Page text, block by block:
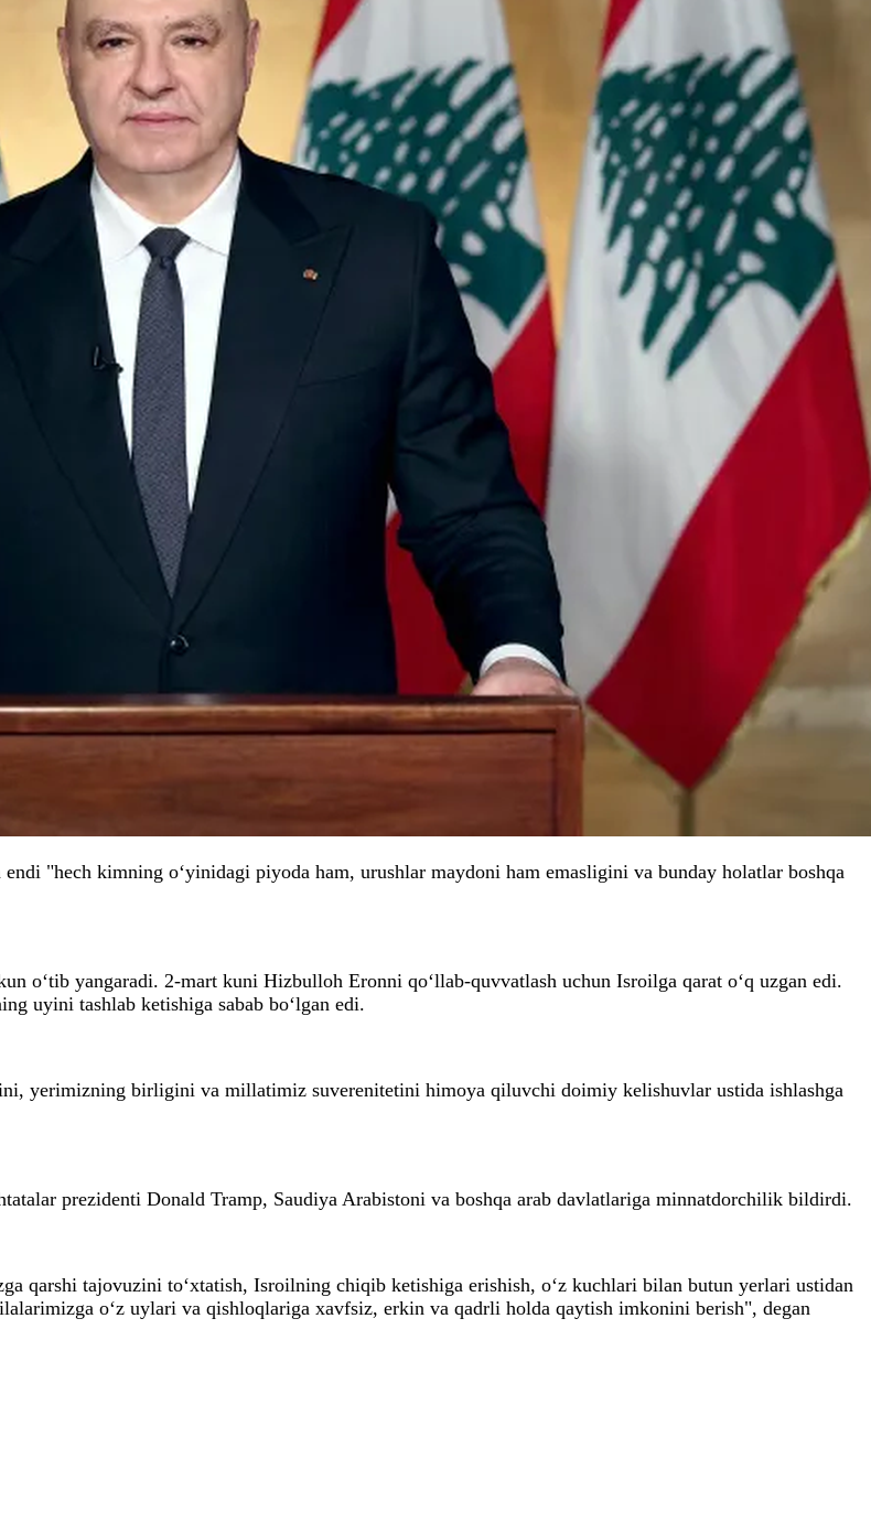
"hech kimning o‘yinidagi piyoda ham, urushlar maydoni ham emasligini va bunday holatlar boshqa
o‘tib yangaradi. 2-mart kuni Hizbulloh Eronni qo‘llab-quvvatlash uchun Isroilga qarat o‘q uzgan edi.
uyini tashlab ketishiga sabab bo‘lgan edi.
yerimizning birligini va millatimiz suverenitetini himoya qiluvchi doimiy kelishuvlar ustida ishlashga
prezidenti Donald Tramp, Saudiya Arabistoni va boshqa arab davlatlariga minnatdorchilik bildirdi.
qarshi tajovuzini to‘xtatish, Isroilning chiqib ketishiga erishish, o‘z kuchlari bilan butun yerlari ustidan
o‘z uylari va qishloqlariga xavfsiz, erkin va qadrli holda qaytish imkonini berish", degan